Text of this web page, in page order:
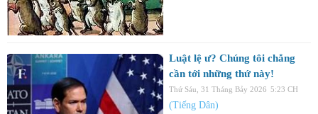
Luật lệ ư? Chúng tôi chẳng
cần tới những thứ này!
Thứ Sáu, 31 Tháng Bảy 2026 5:23 CH
(Tiếng Dân)